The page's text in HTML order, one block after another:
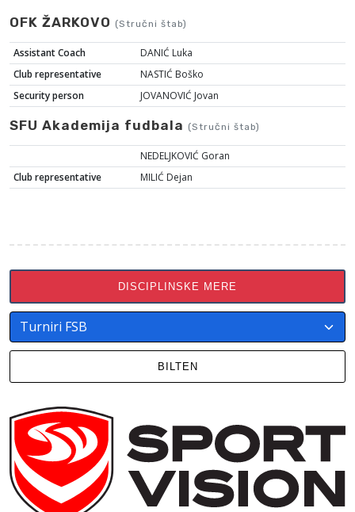
OFK ŽARKOVO (Stručni štab)
Assistant Coach
DANIĆ Luka
Club representative
NASTIĆ Boško
Security person
JOVANOVIĆ Jovan
SFU Akademija fudbala (Stručni štab)
NEDELJKOVIĆ Goran
Club representative
MILIĆ Dejan
DISCIPLINSKE MERE
BILTEN